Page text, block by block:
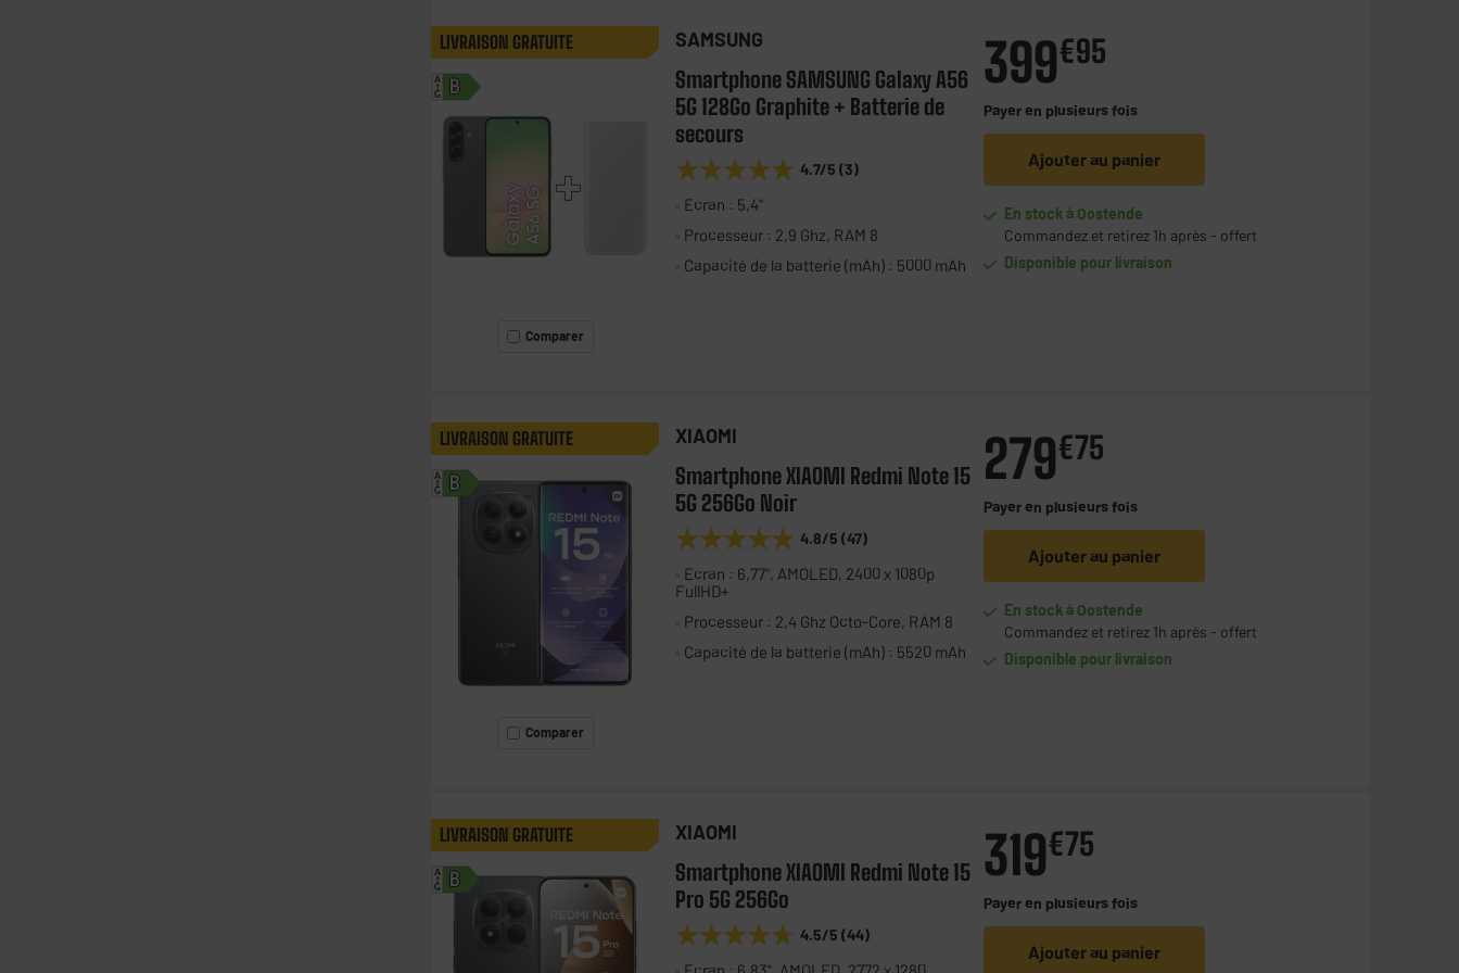
LIVRAISON GRATUITE
B
A
G
Comparer
SAMSUNG
Smartphone SAMSUNG Galaxy A56
5G 128Go Graphite + Batterie de
secours
★★★★★
★★★★★ 4.7/5 (3)
Ecran : 5,4"
Processeur : 2,9 Ghz, RAM 8
Capacité de la batterie (mAh) : 5000 mAh
399€95
Payer en plusieurs fois
Ajouter au panier
En stock à Oostende
Commandez et retirez 1h après - offert
Disponible pour livraison
LIVRAISON GRATUITE
B
A
G
Comparer
XIAOMI
Smartphone XIAOMI Redmi Note 15
5G 256Go Noir
★★★★★
★★★★★ 4.8/5 (47)
Ecran : 6,77", AMOLED, 2400 x 1080p
FullHD+
Processeur : 2,4 Ghz Octo-Core, RAM 8
Capacité de la batterie (mAh) : 5520 mAh
279€75
Payer en plusieurs fois
Ajouter au panier
En stock à Oostende
Commandez et retirez 1h après - offert
Disponible pour livraison
LIVRAISON GRATUITE
B
A
G
XIAOMI
Smartphone XIAOMI Redmi Note 15
Pro 5G 256Go
★★★★★
★★★★★ 4.5/5 (44)
319€75
Payer en plusieurs fois
Ajouter au panier